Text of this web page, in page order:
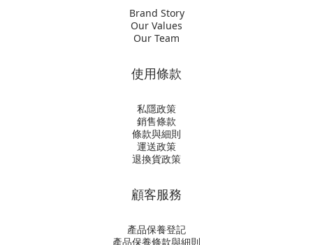
Brand Story
Our Values
Our Team
使用條款
私隱政策
銷售條款
條款與細則
運送政策
退換貨政策
顧客服務
產品保養登記
產品保養條款與細則